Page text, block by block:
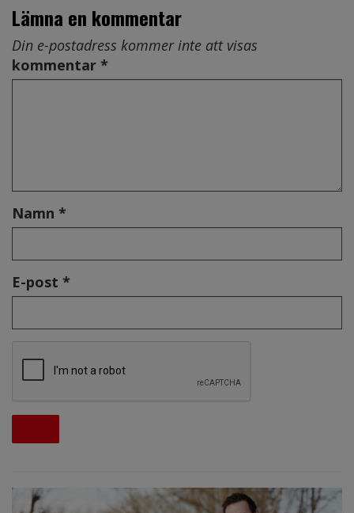
Lämna en kommentar
Din e-postadress kommer inte att visas
kommentar *
Namn *
E-post *